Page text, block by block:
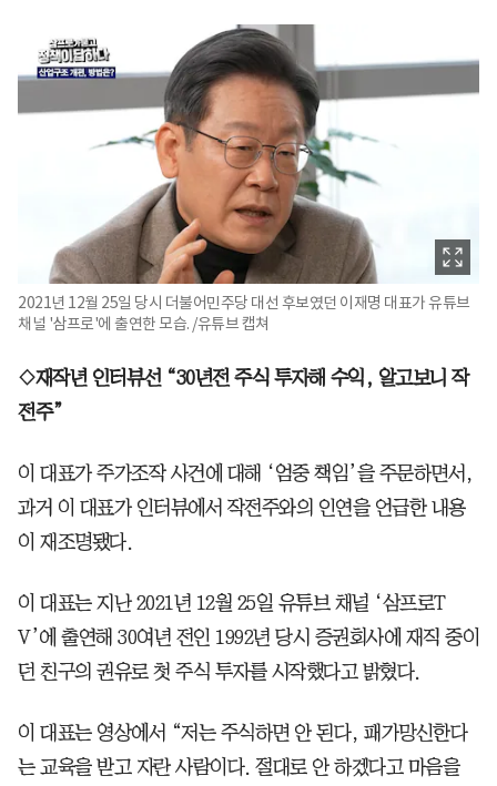
2021년 12월 25일 당시 더불어민주당 대선 후보였던 이재명 대표가 유튜브
채널 '삼프로'에 출연한 모습. /유튜브 캡쳐
◇재작년 인터뷰선 “30년전 주식 투자해 수익, 알고보니 작
전주”
이 대표가 주가조작 사건에 대해 ‘엄중 책임’을 주문하면서,
과거 이 대표가 인터뷰에서 작전주와의 인연을 언급한 내용
이 재조명됐다.
이 대표는 지난 2021년 12월 25일 유튜브 채널 ‘삼프로T
V’에 출연해 30여년 전인 1992년 당시 증권회사에 재직 중이
던 친구의 권유로 첫 주식 투자를 시작했다고 밝혔다.
이 대표는 영상에서 “저는 주식하면 안 된다, 패가망신한다
는 교육을 받고 자란 사람이다. 절대로 안 하겠다고 마음을